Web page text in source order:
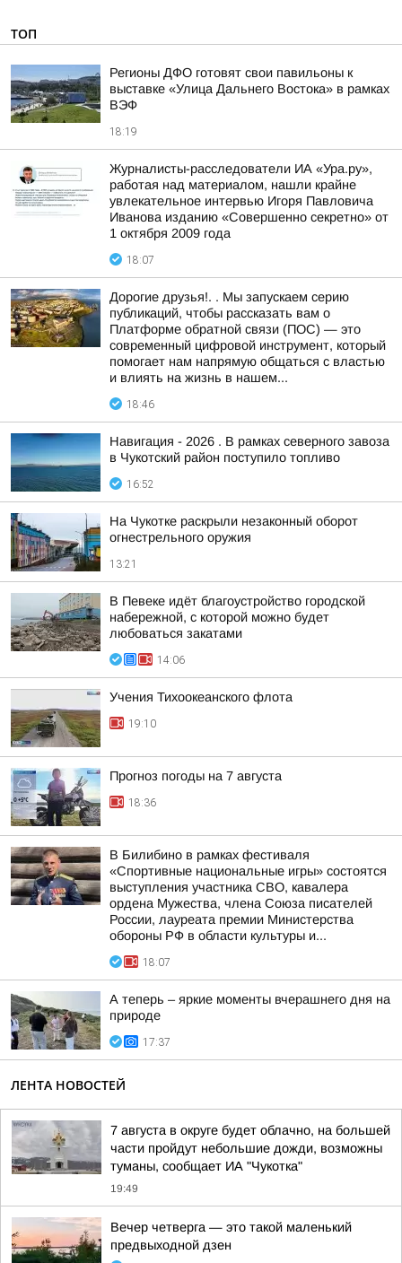
ТОП
Регионы ДФО готовят свои павильоны к
выставке «Улица Дальнего Востока» в рамках
ВЭФ
18:19
Журналисты-расследователи ИА «Ура.ру»,
работая над материалом, нашли крайне
увлекательное интервью Игоря Павловича
Иванова изданию «Совершенно секретно» от
1 октября 2009 года
18:07
Дорогие друзья!. . Мы запускаем серию
публикаций, чтобы рассказать вам о
Платформе обратной связи (ПОС) — это
современный цифровой инструмент, который
помогает нам напрямую общаться с властью
и влиять на жизнь в нашем...
18:46
Навигация - 2026 . В рамках северного завоза
в Чукотский район поступило топливо
16:52
На Чукотке раскрыли незаконный оборот
огнестрельного оружия
13:21
В Певеке идёт благоустройство городской
набережной, с которой можно будет
любоваться закатами
14:06
Учения Тихоокеанского флота
19:10
Прогноз погоды на 7 августа
18:36
В Билибино в рамках фестиваля
«Спортивные национальные игры» состоятся
выступления участника СВО, кавалера
ордена Мужества, члена Союза писателей
России, лауреата премии Министерства
обороны РФ в области культуры и...
18:07
А теперь – яркие моменты вчерашнего дня на
природе
17:37
ЛЕНТА НОВОСТЕЙ
7 августа в округе будет облачно, на большей
части пройдут небольшие дожди, возможны
туманы, сообщает ИА "Чукотка"
19:49
Вечер четверга — это такой маленький
предвыходной дзен